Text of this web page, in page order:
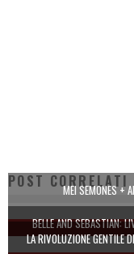
POST CORRELATI
MEI SEMONES +
BELLE AND SEBASTIAN:
LA RIVOLUZIONE GENTILE